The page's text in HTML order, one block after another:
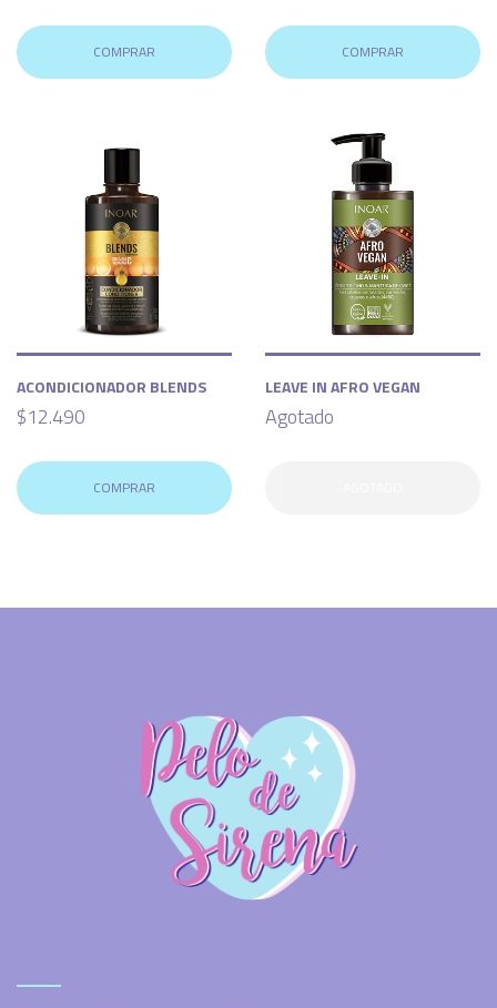
COMPRAR COMPRAR
ACONDICIONADOR BLENDS
$12.490
COMPRAR
LEAVE IN AFRO VEGAN
Agotado